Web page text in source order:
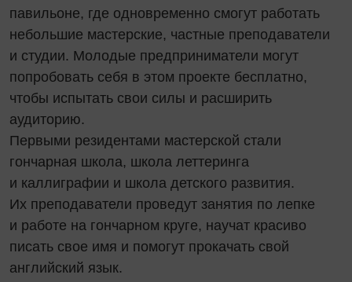
павильоне, где одновременно смогут работать
небольшие мастерские, частные преподаватели
и студии. Молодые предприниматели могут
попробовать себя в этом проекте бесплатно,
чтобы испытать свои силы и расширить
аудиторию.
Первыми резидентами мастерской стали
гончарная школа, школа леттеринга
и каллиграфии и школа детского развития.
Их преподаватели проведут занятия по лепке
и работе на гончарном круге, научат красиво
писать свое имя и помогут прокачать свой
английский язык.